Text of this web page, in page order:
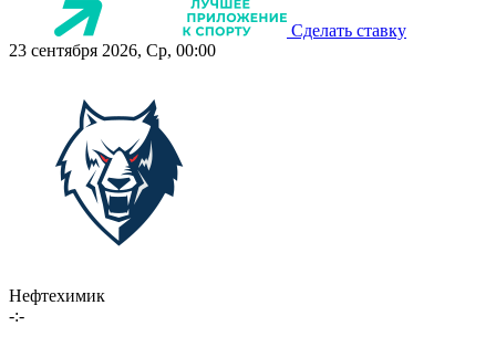
Сделать ставку
23 сентября 2026, Ср, 00:00
Нефтехимик
-:-